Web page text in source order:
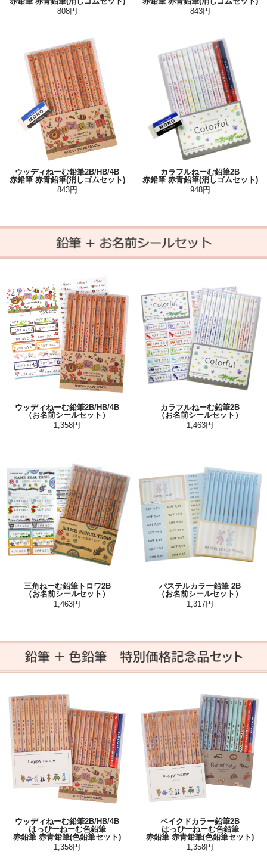
808円
843円
ウッディねーむ鉛筆2B/HB/4B
赤鉛筆 赤青鉛筆(消しゴムセット)
カラフルねーむ鉛筆2B
赤鉛筆 赤青鉛筆(消しゴムセット)
843円
948円
ウッディねーむ鉛筆2B/HB/4B
（お名前シールセット）
カラフルねーむ鉛筆2B
（お名前シールセット）
1,358円
1,463円
三角ねーむ鉛筆トロワ2B
（お名前シールセット）
パステルカラー鉛筆 2B
（お名前シールセット）
1,463円
1,317円
ウッディねーむ鉛筆2B/HB/4B
はっぴーねーむ色鉛筆
赤鉛筆 赤青鉛筆(色鉛筆セット)
ベイクドカラー鉛筆2B
はっぴーねーむ色鉛筆
赤鉛筆 赤青鉛筆(色鉛筆セット)
1,358円
1,358円